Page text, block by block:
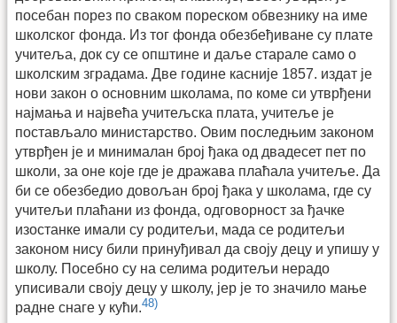
посебан порез по сваком пореском обвезнику на име
школског фонда. Из тог фонда обезбеђиване су плате
учитеља, док су се општине и даље старале само о
школским зградама. Две године касније 1857. издат је
нови закон о основним школама, по коме си утврђени
најмања и највећа учитељска плата, учитеље је
постављало министарство. Овим последњим законом
утврђен је и минималан број ђака од двадесет пет по
школи, за оне које где је дражава плаћала учитеље. Да
би се обезбедио довољан број ђака у школама, где су
учитељи плаћани из фонда, одговорност за ђачке
изостанке имали су родитељи, мада се родитељи
законом нису били принуђивал да своју децу и упишу у
школу. Посебно су на селима родитељи нерадо
уписивали своју децу у школу, јер је то значило мање
радне снаге у кући.48)